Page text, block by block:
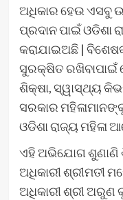
ଅଧିକାର ହେଉ ଏସବୁ
ପ୍ରଦାନ ପାଇଁ ଓଡିଶା
କରାଯାଇଅଛି |
ସୁରକ୍ଷିତ ରଖିବାପାଇଁ
ଶିକ୍ଷା, ସ୍ୱାସ୍ଥ୍ୟ
ସରକାର
ଓଡିଶା ରାଜ୍ୟ ମହିଳା
ଏହି ଅଭିଯୋଗ ଶୁଣାଣି
ଅଧିକାରୀ ଶ୍ରୀମତୀ
ଅଧିକାରୀ ଶ୍ରୀ ଅରୁଣ